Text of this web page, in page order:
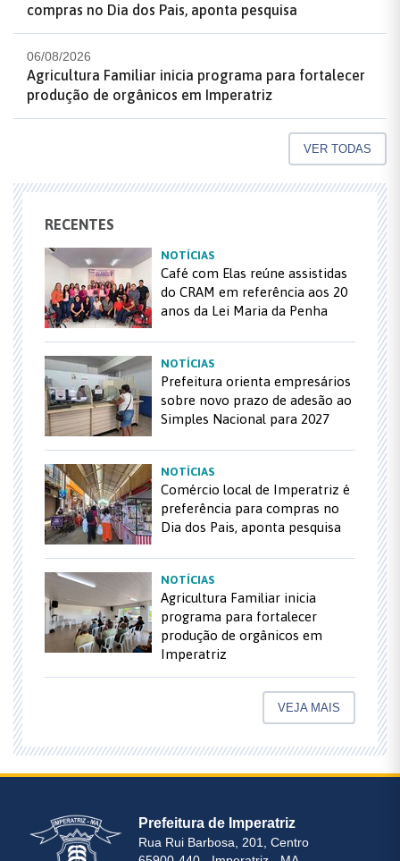
compras no Dia dos Pais, aponta pesquisa
06/08/2026
Agricultura Familiar inicia programa para fortalecer
produção de orgânicos em Imperatriz
VER TODAS
RECENTES
NOTÍCIAS
Café com Elas reúne assistidas
do CRAM em referência aos 20
anos da Lei Maria da Penha
NOTÍCIAS
Prefeitura orienta empresários
sobre novo prazo de adesão ao
Simples Nacional para 2027
NOTÍCIAS
Comércio local de Imperatriz é
preferência para compras no
Dia dos Pais, aponta pesquisa
NOTÍCIAS
Agricultura Familiar inicia
programa para fortalecer
produção de orgânicos em
Imperatriz
VEJA MAIS
Prefeitura de Imperatriz
Rua Rui Barbosa, 201, Centro